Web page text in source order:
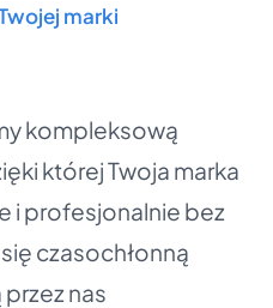
marki
kompleksową
której Twoja marka
i profesjonalnie bez
czasochłonną
nas